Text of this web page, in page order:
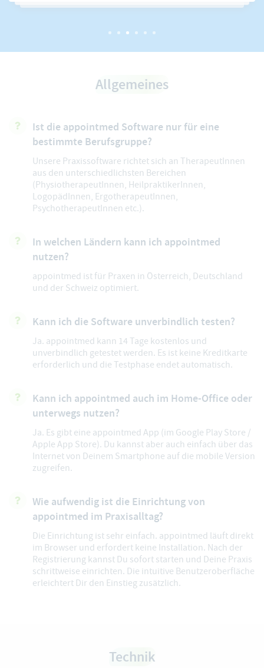
Allgemeines
Ist die appointmed Software nur für eine
bestimmte Berufsgruppe?
Unsere Praxissoftware richtet sich an TherapeutInnen
aus den unterschiedlichsten Bereichen
(PhysiotherapeutInnen, HeilpraktikerInnen,
LogopädInnen, ErgotherapeutInnen,
PsychotherapeutInnen etc.).
In welchen Ländern kann ich appointmed
nutzen?
appointmed ist für Praxen in Österreich, Deutschland
und der Schweiz optimiert.
Kann ich die Software unverbindlich testen?
Ja. appointmed kann 14 Tage kostenlos und
unverbindlich getestet werden. Es ist keine Kreditkarte
erforderlich und die Testphase endet automatisch.
Kann ich appointmed auch im Home-Office oder
unterwegs nutzen?
Ja. Es gibt eine appointmed App (im Google Play Store /
Apple App Store). Du kannst aber auch einfach über das
Internet von Deinem Smartphone auf die mobile Version
zugreifen.
Wie aufwendig ist die Einrichtung von
appointmed im Praxisalltag?
Die Einrichtung ist sehr einfach. appointmed läuft direkt
im Browser und erfordert keine Installation. Nach der
Registrierung kannst Du sofort starten und Deine Praxis
schrittweise einrichten. Die intuitive Benutzeroberfläche
erleichtert Dir den Einstieg zusätzlich.
Technik